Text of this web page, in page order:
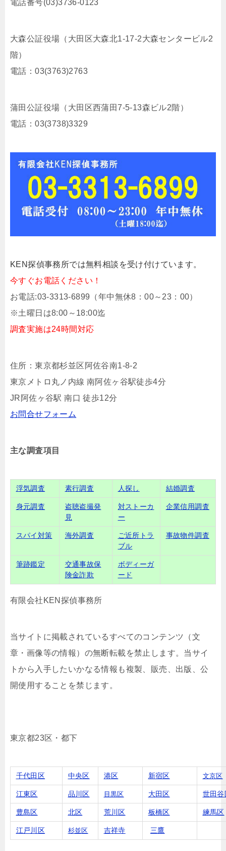
電話番号(03)3736-0123
大森公証役場（大田区大森北1-17-2大森センタービル2
階）
電話：03(3763)2763
蒲田公証役場（大田区西蒲田7-5-13森ビル2階）
電話：03(3738)3329
KEN探偵事務所では無料相談を受け付けています。
今すぐお電話ください！
お電話:03‐3313‐6899（年中無休8：00～23：00）
※土曜日は8:00～18:00迄
調査実施は24時間対応
住所：東京都杉並区阿佐谷南1‐8‐2
東京メトロ丸ノ内線 南阿佐ヶ谷駅徒歩4分
JR阿佐ヶ谷駅 南口 徒歩12分
お問合せフォーム
主な調査項目
浮気調査 素行調査 人探し 結婚調査
身元調査
盗聴盗撮発
見
対ストーカ
ー
企業信用調査
スパイ対策 海外調査
ご近所トラ
ブル
事故物件調査
筆跡鑑定
交通事故保
険金詐欺
ボディーガ
ード
有限会社KEN探偵事務所
当サイトに掲載されているすべてのコンテンツ（文
章・画像等の情報）の無断転載を禁止します。当サイ
トから入手したいかなる情報も複製、販売、出版、公
開使用することを禁じます。
東京都23区・都下
千代田区 中央区 港区 新宿区 文京区
江東区 品川区 目黒区 大田区 世田谷
豊島区 北区 荒川区 板橋区 練馬区
江戸川区 杉並区 吉祥寺 三鷹